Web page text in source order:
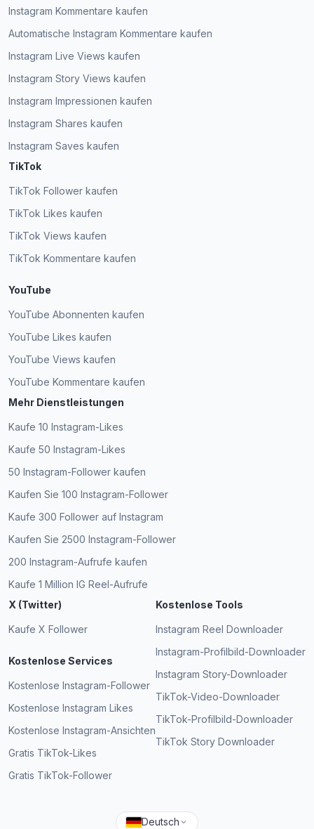
Instagram Kommentare kaufen
Automatische Instagram Kommentare kaufen
Instagram Live Views kaufen
Instagram Story Views kaufen
Instagram Impressionen kaufen
Instagram Shares kaufen
Instagram Saves kaufen
TikTok
TikTok Follower kaufen
TikTok Likes kaufen
TikTok Views kaufen
TikTok Kommentare kaufen
YouTube
YouTube Abonnenten kaufen
YouTube Likes kaufen
YouTube Views kaufen
YouTube Kommentare kaufen
Mehr Dienstleistungen
Kaufe 10 Instagram-Likes
Kaufe 50 Instagram-Likes
50 Instagram-Follower kaufen
Kaufen Sie 100 Instagram-Follower
Kaufe 300 Follower auf Instagram
Kaufen Sie 2500 Instagram-Follower
200 Instagram-Aufrufe kaufen
Kaufe 1 Million IG Reel-Aufrufe
X (Twitter)
Kaufe X Follower
Kostenlose Services
Kostenlose Instagram-Follower
Kostenlose Instagram Likes
Kostenlose Instagram-Ansichten
Gratis TikTok-Likes
Gratis TikTok-Follower
Kostenlose Tools
Instagram Reel Downloader
Instagram-Profilbild-Downloader
Instagram Story-Downloader
TikTok-Video-Downloader
TikTok-Profilbild-Downloader
TikTok Story Downloader
Deutsch